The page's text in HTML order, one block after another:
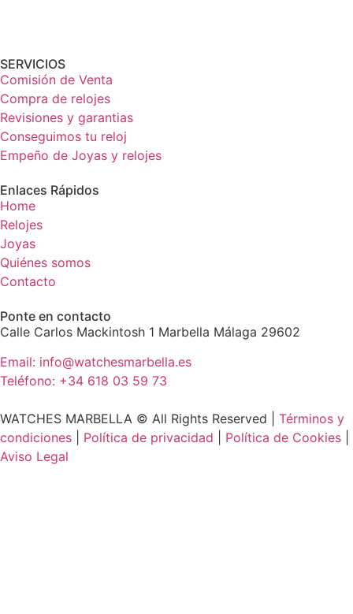
SERVICIOS
Comisión de Venta
Compra de relojes
Revisiones y garantias
Conseguimos tu reloj
Empeño de Joyas y relojes
Enlaces Rápidos
Home
Relojes
Joyas
Quiénes somos
Contacto
Ponte en contacto
Calle Carlos Mackintosh 1 Marbella Málaga 29602
Email: info@watchesmarbella.es
Teléfono: +34 618 03 59 73
WATCHES MARBELLA © All Rights Reserved ​| Términos y
condiciones
Política de privacidad Política de Cookies
Aviso Legal